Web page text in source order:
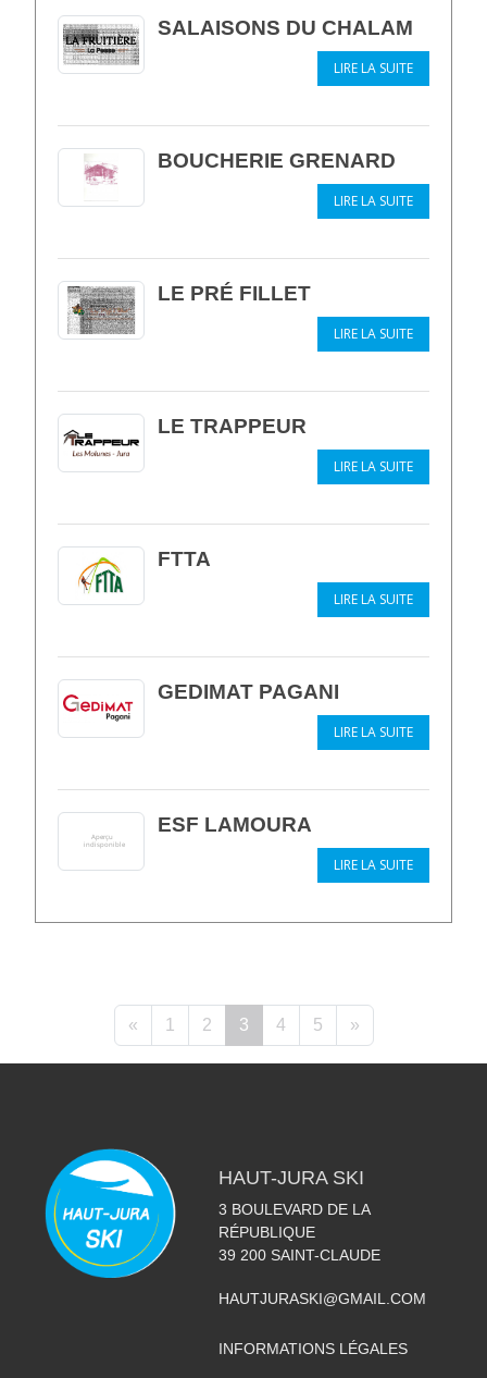
SALAISONS DU CHALAM
LIRE LA SUITE
BOUCHERIE GRENARD
LIRE LA SUITE
LE PRÉ FILLET
LIRE LA SUITE
LE TRAPPEUR
LIRE LA SUITE
FTTA
LIRE LA SUITE
GEDIMAT PAGANI
LIRE LA SUITE
ESF LAMOURA
LIRE LA SUITE
« 1 2 3 4 5 »
HAUT-JURA SKI
3 BOULEVARD DE LA
RÉPUBLIQUE
39 200 SAINT-CLAUDE
HAUTJURASKI@GMAIL.COM
INFORMATIONS LÉGALES